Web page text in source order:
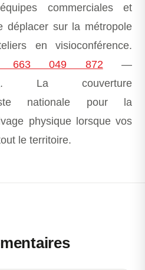
commerciales et
déplacer sur la métropole
en visioconférence.
663 049 872—
. La couverture
nationale pour la
physique lorsque vos
le territoire.